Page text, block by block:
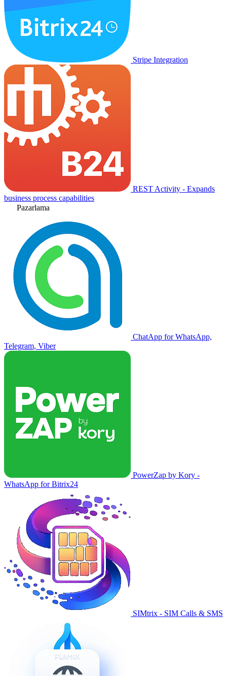
Stripe Integration
REST Activity - Expands
business process capabilities
Pazarlama
ChatApp for WhatsApp,
Telegram, Viber
PowerZap by Kory -
WhatsApp for Bitrix24
SIMtrix - SIM Calls & SMS